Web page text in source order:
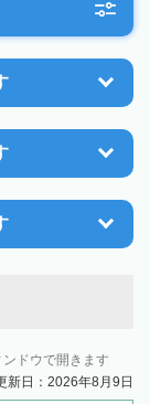
ドウで開きます
新日：2026年8月9日